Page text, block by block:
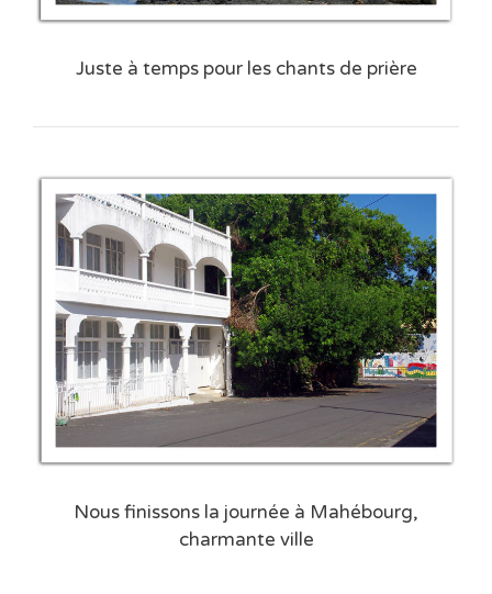
Juste à temps pour les chants de prière
Nous finissons la journée à Mahébourg,
charmante ville